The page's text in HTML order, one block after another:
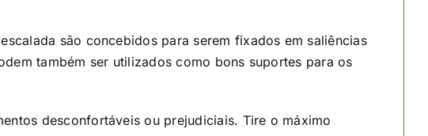
são concebidos para serem fixados em saliências
também ser utilizados como bons suportes para os
desconfortáveis ou prejudiciais. Tire o máximo